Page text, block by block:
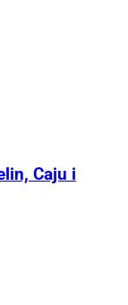
Caju i